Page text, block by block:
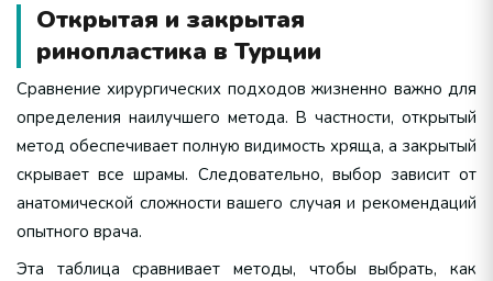
Открытая и закрытая
ринопластика в Турции
Сравнение хирургических подходов жизненно важно для
определения наилучшего метода. В частности, открытый
метод обеспечивает полную видимость хряща, а закрытый
скрывает все шрамы. Следовательно, выбор зависит от
анатомической сложности вашего случая и рекомендаций
опытного врача.
Эта таблица сравнивает методы, чтобы выбрать, как